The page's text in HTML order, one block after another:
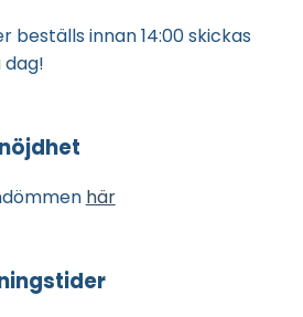
beställs innan 14:00 skickas
dag!
här